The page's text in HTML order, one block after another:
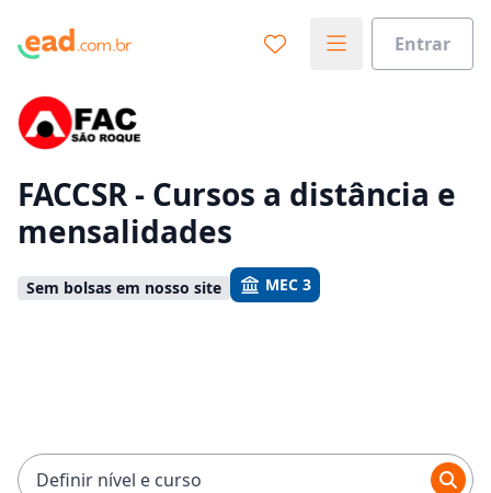
Entrar
Vamos te guiar no caminho ideal para seus estudos
FACCSR - Cursos a distância e
mensalidades
Sem bolsas em nosso site MEC 3
Definir nível e curso